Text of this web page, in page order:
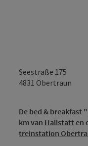
Seestraße 175
4831 Obertraun
De bed & breakfast
km van Hallstatten
treinstation